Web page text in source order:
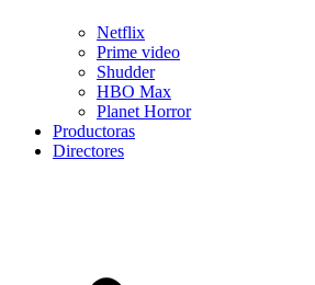
Netflix
Prime video
Shudder
HBO Max
Planet Horror
Productoras
Directores